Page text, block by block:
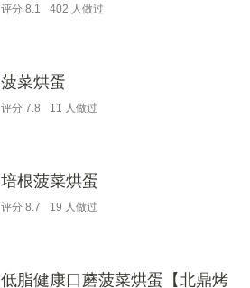
评分 8.1 402 人做过
菠菜烘蛋
评分 7.8 11 人做过
培根菠菜烘蛋
评分 8.7 19 人做过
低脂健康口蘑菠菜烘蛋【北鼎烤